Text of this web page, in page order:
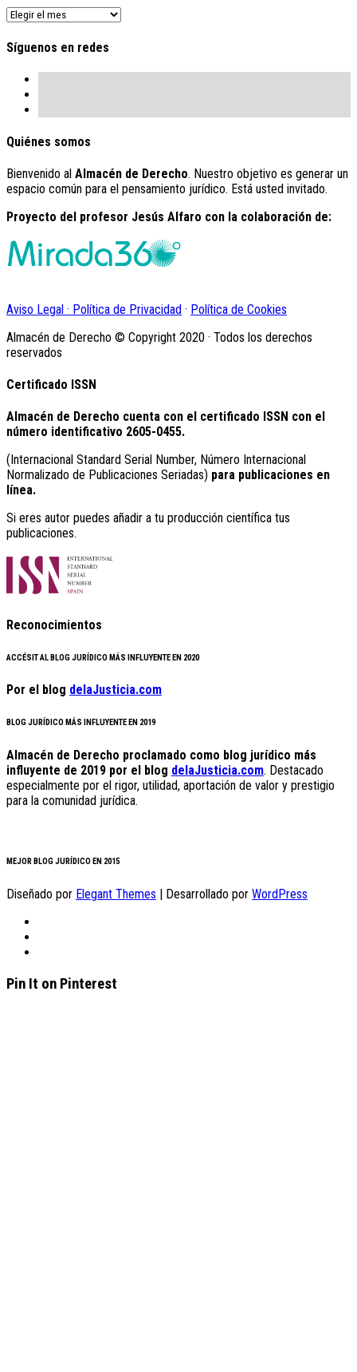
Hemeroteca
Síguenos en redes
Quiénes somos
Bienvenido al Almacén de Derecho. Nuestro objetivo es generar un
espacio común para el pensamiento jurídico. Está usted invitado.
Proyecto del profesor Jesús Alfaro con la colaboración de:
Aviso Legal · Política de Privacidad · Política de Cookies
Almacén de Derecho © Copyright 2020 · Todos los derechos
reservados
Certificado ISSN
Almacén de Derecho cuenta con el certificado ISSN con el
número identificativo 2605-0455.
(Internacional Standard Serial Number, Número Internacional
Normalizado de Publicaciones Seriadas) para publicaciones en
línea.
Si eres autor puedes añadir a tu producción científica tus
publicaciones.
Reconocimientos
ACCÉSIT AL BLOG JURÍDICO MÁS INFLUYENTE EN 2020
Por el blog delaJusticia.com
BLOG JURÍDICO MÁS INFLUYENTE EN 2019
Almacén de Derecho proclamado como blog jurídico más
influyente de 2019 por el blog delaJusticia.com. Destacado
especialmente por el rigor, utilidad, aportación de valor y prestigio
para la comunidad jurídica.
MEJOR BLOG JURÍDICO EN 2015
Diseñado por Elegant Themes | Desarrollado por WordPress
Pin It on Pinterest